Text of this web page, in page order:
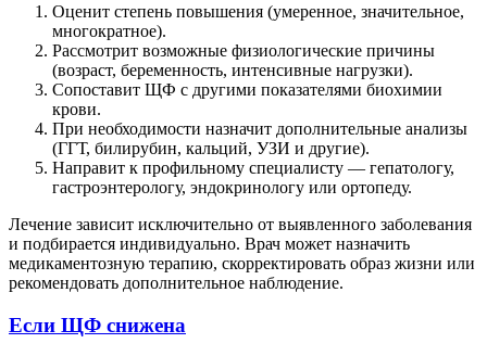
Оценит степень повышения (умеренное, значительное,
многократное).
Рассмотрит возможные физиологические причины
(возраст, беременность, интенсивные нагрузки).
Сопоставит ЩФ с другими показателями биохимии
крови.
При необходимости назначит дополнительные анализы
(ГГТ, билирубин, кальций, УЗИ и другие).
Направит к профильному специалисту — гепатологу,
гастроэнтерологу, эндокринологу или ортопеду.
Лечение зависит исключительно от выявленного заболевания
и подбирается индивидуально. Врач может назначить
медикаментозную терапию, скорректировать образ жизни или
рекомендовать дополнительное наблюдение.
Если ЩФ снижена